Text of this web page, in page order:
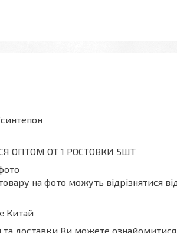
ОПТОМ ОТ 1 РОСТОВКИ 5ШТ
на фото можуть відрізнятися
Китай
доставки Ви можете